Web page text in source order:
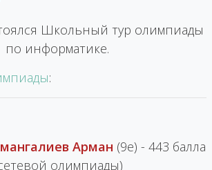
Школьный тур олимпиады
по информатике.
:
Арман (9e) - 443 балла
олимпиады)